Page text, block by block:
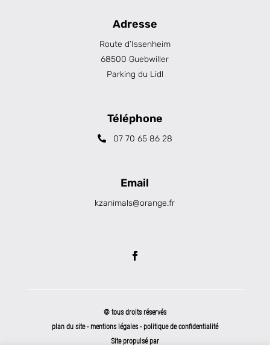
Adresse
Route d’Issenheim
68500 Guebwiller
Parking du Lidl
Téléphone
07 70 65 86 28
Email
kzanimals@orange.fr
© tous droits réservés
plan du site-mentions légales -politique de confidentialité
Site propulsé par